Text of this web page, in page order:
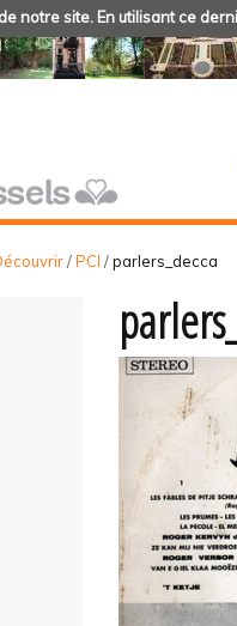
notre site. En utilisant ce
/PCI /parlers_decca